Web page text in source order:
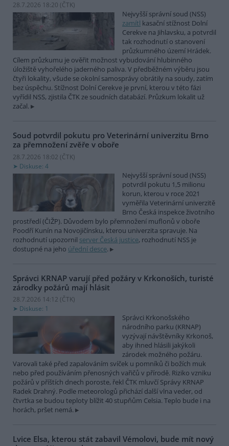
28.7.2026 18:20 (ČTK)
Nejvyšší správní soud (NSS)
zamítl kasační stížnost Dolní
Cerekve na Jihlavsku, a potvrdil
tak rozhodnutí o stanovení
průzkumného území Hrádek.
Cílem průzkumu je ověřit možnost vybudování hlubinného
úložiště vyhořelého jaderného paliva. V předběžném výběru jsou
čtyři lokality, všude se okolní samosprávy obrátily na soudy, zatím
bez úspěchu. Stížnost Dolní Cerekve je první, kterou v této fázi
vyřídil NSS, zjistila ČTK ze soudních databází. Průzkum lokalit už
začal.
Soud potvrdil pokutu pro Veterinární univerzitu Brno
za přemnožení zvěře v oboře
28.7.2026 18:02 (ČTK)
Diskuse: 4
Nejvyšší správní soud (NSS)
potvrdil pokutu 1,5 milionu
korun, kterou v roce 2021
vyměřila Veterinární univerzitě
Brno Česká inspekce životního
prostředí (ČIŽP). Důvodem bylo přemnožení muflonů v oboře
Poodří Kunín na Novojičínsku, kterou univerzita spravuje. Na
rozhodnutí upozornil server Česká justice, rozhodnutí NSS je
dostupné na jeho úřední desce.
Správci KRNAP varují před požáry v Krkonoších, turisté
zárodky požárů mají hlásit
28.7.2026 14:12 (ČTK)
Diskuse: 1
Správci Krkonošského
národního parku (KRNAP)
vyzývají návštěvníky Krkonoš,
aby ihned hlásili jakýkoli
zárodek možného požáru.
Varovali také před zapalováním svíček u pomníků či božích muk
nebo před používáním přenosných vařičů v přírodě. Riziko vzniku
požárů v příštích dnech poroste, řekl ČTK mluvčí Správy KRNAP
Radek Drahný. Podle meteorologů přichází další vlna veder, od
čtvrtka se budou teploty blížit 40 stupňům Celsia. Teplo bude i na
horách, pršet nemá.
Lvice Elsa, kterou stát zabavil Vémolovi, bude mít nový